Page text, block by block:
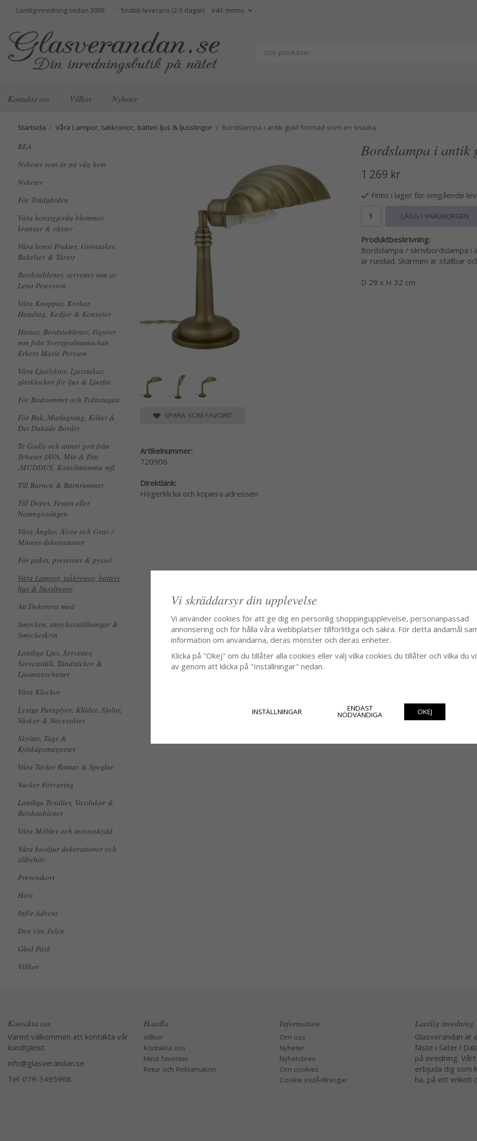
Lantlig inredning sedan 2009 Snabb leverans (2-3 dagar)
Kontakta oss Villkor Nyheter
Startsida / Våra Lampor, takkronor, batteri ljus & ljusslingor / Bordslampa i antik guld formad som en snäcka
REA
Nyheter som är på väg hem
Nyheter
För Trädgården
Våra konstgjorda blommor,
kransar & växter
Våra konst Frukter, Grönsaker,
Bakelser & Tårtor
Bordstabletter, servetter mm av
Lena Petersson
Våra Knoppar, Krokar,
Handtag, Kedjor & Konsoler
Hästar, Bordstabletter, Figurer
mm från Sverigealmanackan
Erkers Marie Persson
Våra Ljuslyktor, Ljusstakar,
glasklockor för ljus & Ljusfat
För Badrummet och Tvättstugan
För Bak, Matlagning, Köket &
Det Dukade Bordet
Te Godis och annat gott från
Tehuset JAVA, Mitt & Ditt
,MUDDUS, Kanelimamma mfl
Till Barnen & Barnrummet
Till Dopet, Festen eller
Namngivningen
Våra Änglar, Älvor och Grav /
Minnes dekorationer
För paket, presenter & pyssel
Våra Lampor, takkronor, batteri
ljus & ljusslingor
Att Dekorera med
Smycken, smyckesställningar &
Smyckeskrin
Lantliga Ljus, Servetter,
Servettställ, Tändstickor &
Ljusmanschetter
Våra Klockor
Lyxiga Paraplyer, Kläder, Sjalar,
Väskor & Necessärer
Skyltar, Tags &
Kylskåpsmagneter
Våra Tavlor Ramar & Speglar
Vacker Förvaring
Lantliga Textilier, Vaxdukar &
Bordstabletter
Våra Möbler och insynsskydd
Våra husdjur dekorationer och
tillbehör
Presentkort
Höst
Inför Advent
Den vita Julen
Glad Påsk
Villkor
Bordslampa i antik
1 269 kr
Finns i lager för omgående
LÄGG I VARUKORGEN
Produktbeskrivning:
Bordslampa / skrivbordslampa i
är rundad. Skärmen är ställbar
D 29 x H 32 cm
SPARA SOM FAVORIT
Artikelnummer:
720906
Direktlänk:
Högerklicka och kopiera adressen
Kontakta oss
Varmt välkommen att kontakta vår
kundtjänst.
info@glasverandan.se
Tel: 079-3495968
Handla
Villkor
Kontakta oss
Mina favoriter
Retur och Reklamation
Information
Om oss
Nyheter
Nyhetsbrev
Om cookies
Cookie instÃ¤llningar
Lantlig inredning
Glasverandan
fäste i Säter i
på inredning.
erbjuda dig som
ha, på ett enkelt
Vi skräddarsyr din upplevelse
Vi använder cookies för att ge dig en personlig shoppingupplevelse, personanpassad
annonsering och för hålla våra webbplatser tillförlitliga och säkra. För detta ändamål
information om användarna, deras mönster och deras enheter.
Klicka på "Okej" om du tillåter alla cookies eller välj vilka cookies du tillåter och vilka du
av genom att klicka på "Inställningar" nedan.
INSTÄLLNINGAR ENDAST
NÖDVÄNDIGA OKEJ